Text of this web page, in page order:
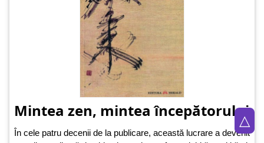
Mintea zen, mintea începătorului
În cele patru decenii de la publicare, această lucrare a devenit
△